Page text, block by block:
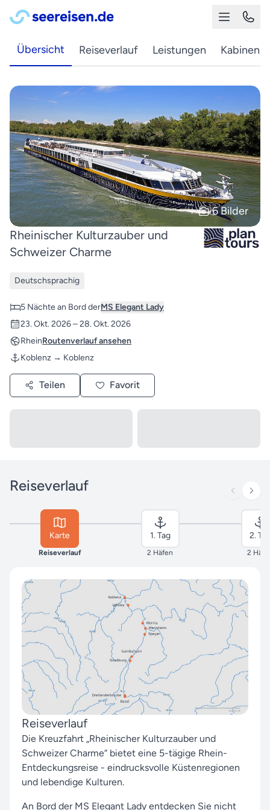
Übersicht Reiseverlauf Leistungen Kabinen
+ 6 Bilder
Rheinischer Kulturzauber und
Schweizer Charme
Deutschsprachig
5 Nächte an Bord derMS Elegant Lady
23. Okt. 2026 – 28. Okt. 2026
RheinRoutenverlauf ansehen
Koblenz → Koblenz
Teilen Favorit
Reiseverlauf
Karte
Reiseverlauf
1. Tag
2 Häfen
2.
2
Reiseverlauf
Die Kreuzfahrt „Rheinischer Kulturzauber und
Schweizer Charme“ bietet eine 5-tägige Rhein-
Entdeckungsreise - eindrucksvolle Küstenregionen
und lebendige Kulturen.
An Bord der MS Elegant Lady entdecken Sie nicht